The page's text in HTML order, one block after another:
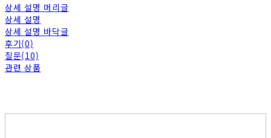
상세 설명 머리글
상세 설명
상세 설명 바닥글
후기(0)
질문(10)
관련 상품